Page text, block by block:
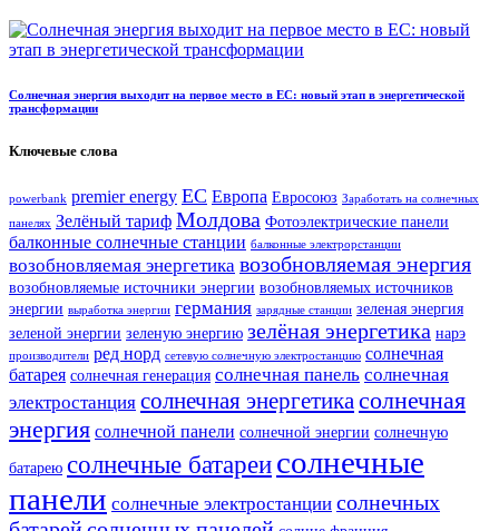
Солнечная энергия выходит на первое место в ЕС: новый этап в энергетической
трансформации
Ключевые слова
powerbank premier energy ЕС Европа Евросоюз Заработать на солнечных
панелях Зелёный тариф Молдова Фотоэлектрические панели
балконные солнечные станции балконные электрорстанции
возобновляемая энергетика возобновляемая энергия
возобновляемые источники энергии возобновляемых источников
энергии выработка энергии германия зарядные станции зеленая энергия
зеленой энергии зеленую энергию зелёная энергетика нарэ
производители ред норд сетевую солнечную электростанцию солнечная
батарея солнечная генерация солнечная панель солнечная
электростанция солнечная энергетикасолнечная
энергия солнечной панели солнечной энергии солнечную
батарею солнечные батареисолнечные
панели солнечные электростанции солнечных